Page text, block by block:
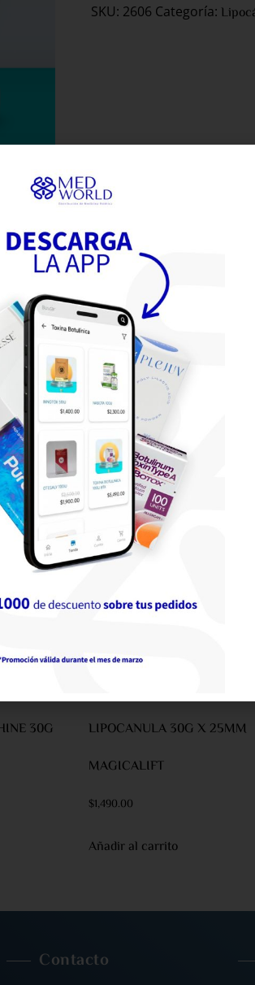
SKU: 2606 Categoría:
a lo largo del tubo para crear
en la piel.
siesta en áreas como la cara, los
30G
LIPOCANULA 30G X 25MM
MAGICALIFT
$1,490.00
Añadir al carrito
Contacto